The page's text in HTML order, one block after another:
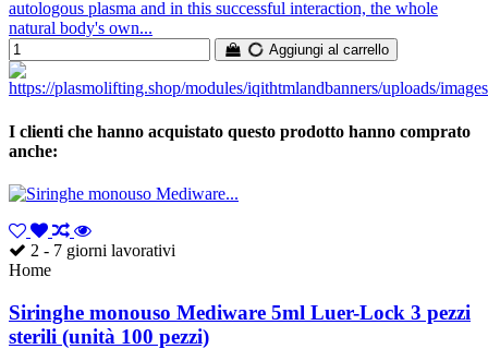
autologous plasma and in this successful interaction, the whole
natural body's own...
Aggiungi al carrello
I clienti che hanno acquistato questo prodotto hanno comprato
anche:
2 - 7 giorni lavorativi
Home
Siringhe monouso Mediware 5ml Luer-Lock 3 pezzi
sterili (unità 100 pezzi)